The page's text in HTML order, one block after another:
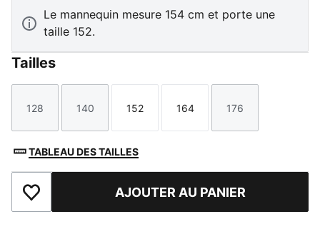
Le mannequin mesure 154 cm et porte une
taille 152.
Tailles
Taille
128
Taille
140
Taille
152
Taille
164
Taille
176
TABLEAU DES TAILLES
Ajouter aux favorisAJOUTER AU PANIER